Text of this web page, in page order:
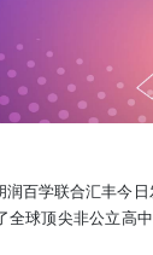
润百学联合汇丰今日
全球顶尖非公立高